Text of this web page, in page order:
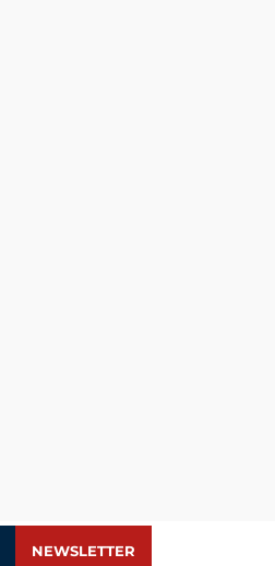
NEWSLETTER